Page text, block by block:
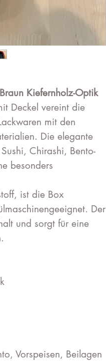
Kiefernholz-Optik
Deckel vereint die
mit den
Die elegante
Chirashi, Bento-
besonders
ist die Box
Der
und sorgt für eine
Vorspeisen, Beilagen